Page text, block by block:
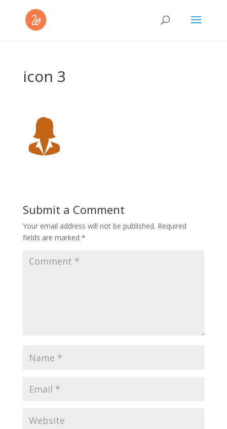
icon 3
Submit a Comment
Your email address will not be published. Required
fields are marked *